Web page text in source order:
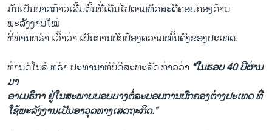
ມັນເປັນບາດກ້າວເລີ້ມຕົ້ນທີ່ເດີນໄປຕາມທິດສະດີຄອບຄອງດ້ານ
ພະລັງງານໃໝ່
ທີ່ທ່ານທຣຳ ເວົ້າວ່າ ເປັນການປົກປ້ອງຄວາມໝັ້ນຄົງຂອງປະເທດ.
ທ່ານດໍໂນລ໌ ທຣຳ ປະທານາທິບໍດີສະຫະລັດ ກ່າວວ່າ “ໃນຮອບ 40 ປີຜ່ານ
ມາ
ອາເມຣິກາ ຢູ່ໃນສະພາບບອບບາງຕໍ່ລະບອບການປົກຄອງຕ່າງປະເທດ ທີ່
ໃຊ້ພະລັງງານເປັນອາວຸດທາງເສດຖະກິດ.”